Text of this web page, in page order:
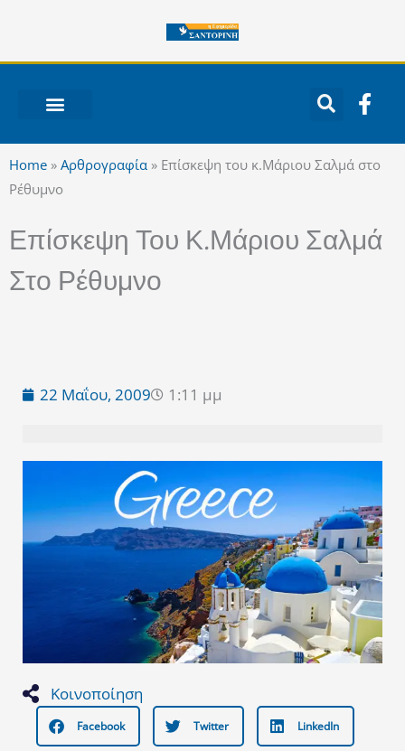
περιεχόμενο
F
a
e
b
o
k
Home » Αρθρογραφία » Επίσκεψη του κ.Μάριου Σαλμά στο
Ρέθυμνο
Επίσκεψη Του Κ.Μάριου Σαλμά
Στο Ρέθυμνο
22 Μαΐου, 2009 1:11 μμ
Κοινοποίηση
Facebook Twitter LinkedIn